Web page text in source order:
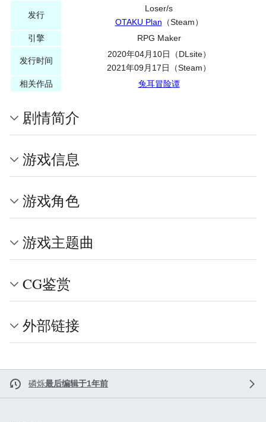
发行
Loser/s
OTAKU Plan （Steam）
引擎
RPG Maker
发行时间
2020年04月10日（DLsite）
2021年09月17日（Steam）
相关作品
兔耳冒险谭
剧情简介
游戏信息
游戏角色
游戏主题曲
CG鉴赏
外部链接
磷烁最后编辑于1年前